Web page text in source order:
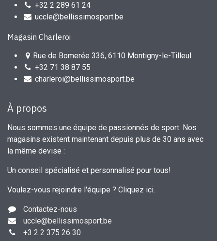
+32 2 289 61 24
uccle@bellissimosport.be
Magasin Charleroi
Rue de Bomerée 336, 6110 Montigny-le-Tilleul
+32 71 38 87 55
charleroi@bellissimosport.be
À propos
Nous sommes une équipe de passionnés de sport. Nos
magasins existent maintenant depuis plus de 30 ans avec
la même devise :
Un conseil spécialisé et personnalisé pour tous!
Voulez-vous rejoindre l'équipe ? Cliquez ici.
Contactez-nous
uccle@bellissimosport.be
+3 2 2 375 26 30